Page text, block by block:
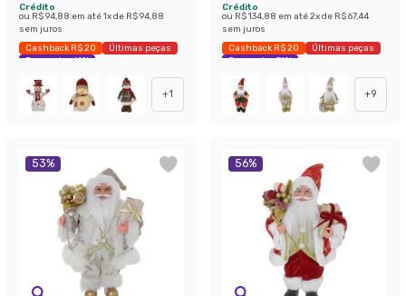
Crédito
ou R$ 94,88 em até1x de R$ 94,88
sem juros
Cashback R$ 20
Últimas peças
Economize 61%
+1
Crédito
ou R$ 134,88 em até2x de R$ 67,44
sem juros
Cashback R$ 20
Últimas peças
Economize 51%
+9
53% 56%